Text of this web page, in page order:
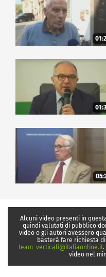
Alcuni video presenti in
quindi valutati di pubblico
video o gli autori avessero
basterà fare richiesta
team_verticali@italiaonline.it.
video nel